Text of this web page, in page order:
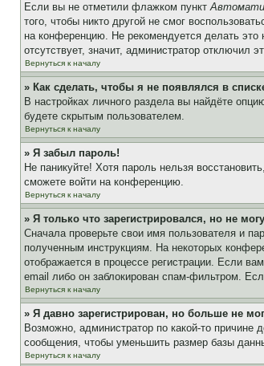
Если вы не отметили флажком пункт
того, чтобы никто другой не смог
на конференцию. Не рекомендуется делать
отсутствует, значит, администратор отключил
Вернуться к началу
» Как сделать, чтобы я не появлялся в
В настройках личного раздела вы найдёте
будете скрытым пользователем.
Вернуться к началу
» Я забыл пароль!
Не паникуйте! Хотя пароль нельзя
сможете войти на конференцию.
Вернуться к началу
» Я только что зарегистрировался, но не
Сначала проверьте свои имя пользователя и
полученным инструкциям. На некоторых
отображается в процессе регистрации. Если
email либо он заблокирован спам-фильтром.
Вернуться к началу
» Я давно зарегистрирован, но больше не
Возможно, администратор по какой-то
сообщения, чтобы уменьшить размер базы
Вернуться к началу